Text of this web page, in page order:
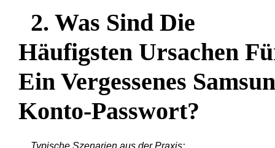
2. Was Sind Die
Häufigsten Ursachen
Ein Vergessenes
Konto-Passwort?
Typische Szenarien aus der Praxis: